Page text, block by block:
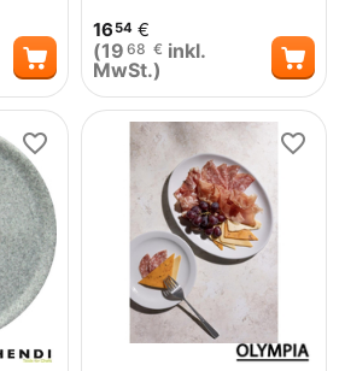
1654 €
(19 68 € inkl.
MwSt.)